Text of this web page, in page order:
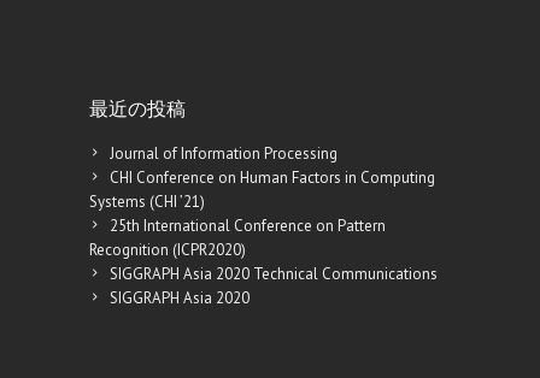
最近の投稿
Journal of Information Processing
CHI Conference on Human Factors in Computing
Systems (CHI ’21)
25th International Conference on Pattern
Recognition (ICPR2020)
SIGGRAPH Asia 2020 Technical Communications
SIGGRAPH Asia 2020